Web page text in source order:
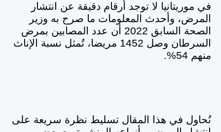
في موريتانيا لا توجد أرقام دقيقة عن انتشار
المرض، وأحدث المعلومات ما صرح به وزير
الصحة السابق 2022 أن عدد المصابين بمرض
السرطان وصل 1452 مريضا، تُمثل نسبة الإناث
منهم 54%.
نُحاول في هذا المقال تسليط نظرة سريعة على